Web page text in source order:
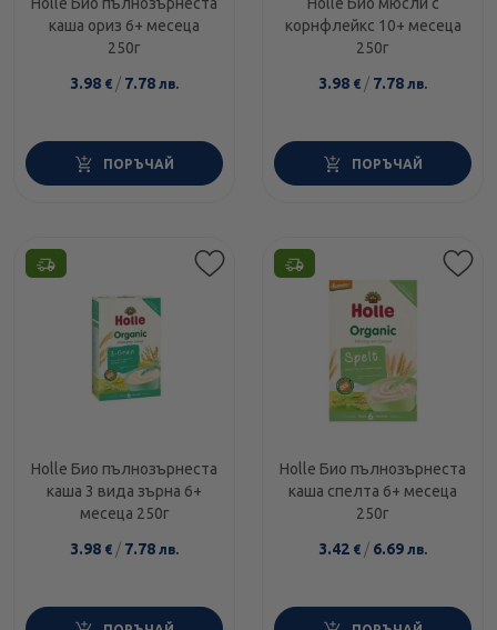
Holle Био пълнозърнеста
каша ориз 6+ месеца
250г
3.98 € / 7.78 лв.
ПОРЪЧАЙ
Holle Био мюсли с
корнфлейкс 10+ месеца
250г
3.98 € / 7.78 лв.
ПОРЪЧАЙ
Holle Био пълнозърнеста
каша 3 вида зърна 6+
месеца 250г
3.98 € / 7.78 лв.
Holle Био пълнозърнеста
каша спелта 6+ месеца
250г
3.42 € / 6.69 лв.